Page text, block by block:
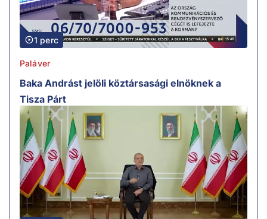
1 perc
Paláver
Baka Andrást jelöli köztársasági elnöknek a
Tisza Párt